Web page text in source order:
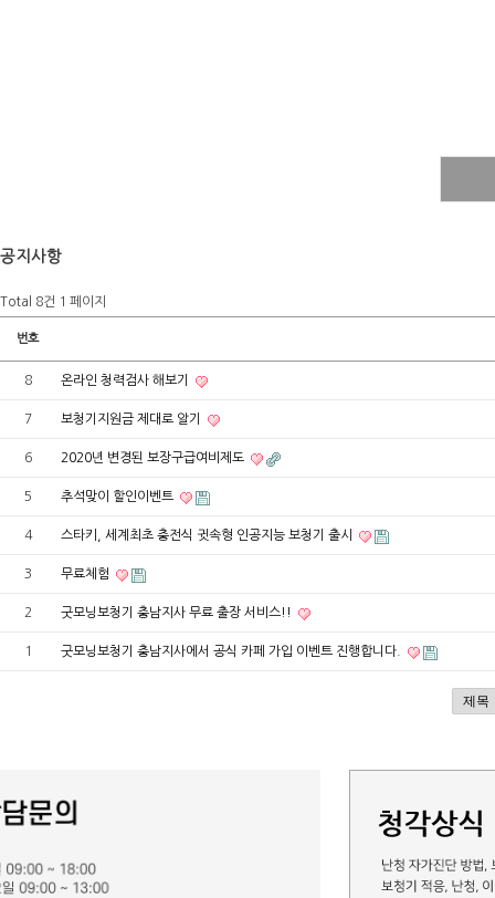
공지사항
Total 8건 1 페이지
번호
8 온라인 청력검사 해보기
7 보청기지원금 제대로 알기
6 2020년 변경된 보장구급여비제도
5 추석맞이 할인이벤트
4 스타키, 세계최초 충전식 귓속형 인공지능 보청기 출시
3 무료체험
2 굿모닝보청기 충남지사 무료 출장 서비스!!
1 굿모닝보청기 충남지사에서 공식 카페 가입 이벤트 진행합니다.